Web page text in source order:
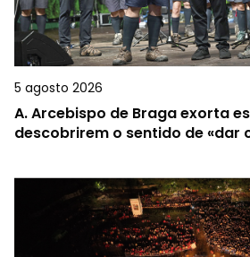
5 agosto 2026
A.Arcebispo de Braga exorta
descobrirem o sentido de «dar